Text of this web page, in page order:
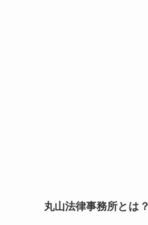
丸山法律事務所とは？